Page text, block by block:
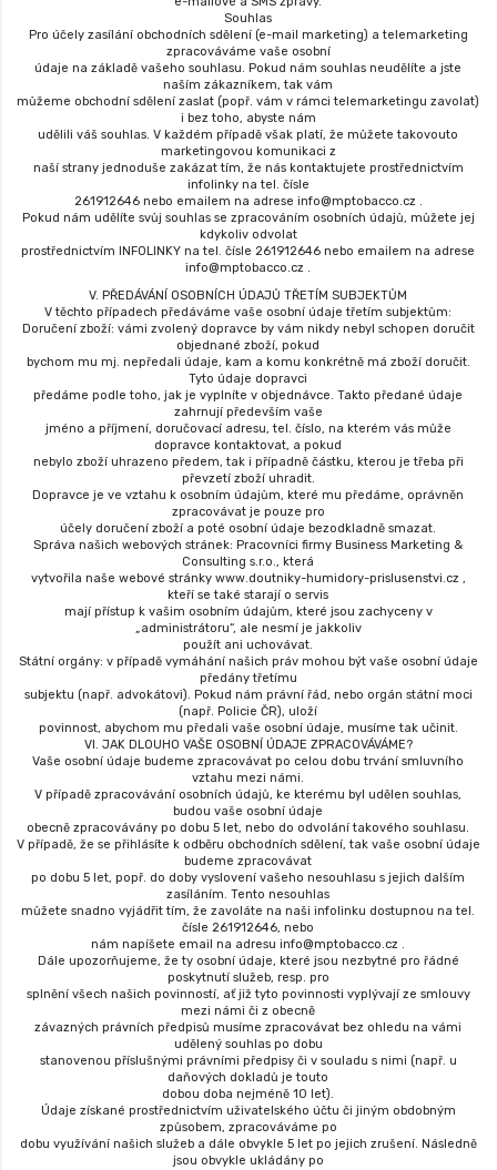
Souhlas
Pro účely zasílání obchodních sdělení (e-mail marketing) a telemarketing
zpracováváme vaše osobní
údaje na základě vašeho souhlasu. Pokud nám souhlas neudělíte a jste
naším zákazníkem, tak vám
můžeme obchodní sdělení zaslat (popř. vám v rámci telemarketingu zavolat)
i bez toho, abyste nám
udělili váš souhlas. V každém případě však platí, že můžete takovouto
marketingovou komunikaci z
naší strany jednoduše zakázat tím, že nás kontaktujete prostřednictvím
infolinky na tel. čísle
261912646 nebo emailem na adrese info@mptobacco.cz .
Pokud nám udělíte svůj souhlas se zpracováním osobních údajů, můžete jej
kdykoliv odvolat
prostřednictvím INFOLINKY na tel. čísle 261912646 nebo emailem na adrese
info@mptobacco.cz .
V. PŘEDÁVÁNÍ OSOBNÍCH ÚDAJŮ TŘETÍM SUBJEKTŮM
V těchto případech předáváme vaše osobní údaje třetím subjektům:
Doručení zboží: vámi zvolený dopravce by vám nikdy nebyl schopen doručit
objednané zboží, pokud
bychom mu mj. nepředali údaje, kam a komu konkrétně má zboží doručit.
Tyto údaje dopravci
předáme podle toho, jak je vyplníte v objednávce. Takto předané údaje
zahrnují především vaše
jméno a příjmení, doručovací adresu, tel. číslo, na kterém vás může
dopravce kontaktovat, a pokud
nebylo zboží uhrazeno předem, tak i případně částku, kterou je třeba při
převzetí zboží uhradit.
Dopravce je ve vztahu k osobním údajům, které mu předáme, oprávněn
zpracovávat je pouze pro
účely doručení zboží a poté osobní údaje bezodkladně smazat.
Správa našich webových stránek: Pracovníci firmy Business Marketing &
Consulting s.r.o., která
vytvořila naše webové stránky www.doutniky-humidory-prislusenstvi.cz ,
kteří se také starají o servis
mají přístup k vašim osobním údajům, které jsou zachyceny v
„administrátoru“, ale nesmí je jakkoliv
použít ani uchovávat.
Státní orgány: v případě vymáhání našich práv mohou být vaše osobní údaje
předány třetímu
subjektu (např. advokátovi). Pokud nám právní řád, nebo orgán státní moci
(např. Policie ČR), uloží
povinnost, abychom mu předali vaše osobní údaje, musíme tak učinit.
VI. JAK DLOUHO VAŠE OSOBNÍ ÚDAJE ZPRACOVÁVÁME?
Vaše osobní údaje budeme zpracovávat po celou dobu trvání smluvního
vztahu mezi námi.
V případě zpracovávání osobních údajů, ke kterému byl udělen souhlas,
budou vaše osobní údaje
obecně zpracovávány po dobu 5 let, nebo do odvolání takového souhlasu.
V případě, že se přihlásíte k odběru obchodních sdělení, tak vaše osobní údaje
budeme zpracovávat
po dobu 5 let, popř. do doby vyslovení vašeho nesouhlasu s jejich dalším
zasíláním. Tento nesouhlas
můžete snadno vyjádřit tím, že zavoláte na naši infolinku dostupnou na tel.
čísle 261912646, nebo
nám napíšete email na adresu info@mptobacco.cz .
Dále upozorňujeme, že ty osobní údaje, které jsou nezbytné pro řádné
poskytnutí služeb, resp. pro
splnění všech našich povinností, ať již tyto povinnosti vyplývají ze smlouvy
mezi námi či z obecně
závazných právních předpisů musíme zpracovávat bez ohledu na vámi
udělený souhlas po dobu
stanovenou příslušnými právními předpisy či v souladu s nimi (např. u
daňových dokladů je touto
dobou doba nejméně 10 let).
Údaje získané prostřednictvím uživatelského účtu či jiným obdobným
způsobem, zpracováváme po
dobu využívání našich služeb a dále obvykle 5 let po jejich zrušení. Následně
jsou obvykle ukládány po